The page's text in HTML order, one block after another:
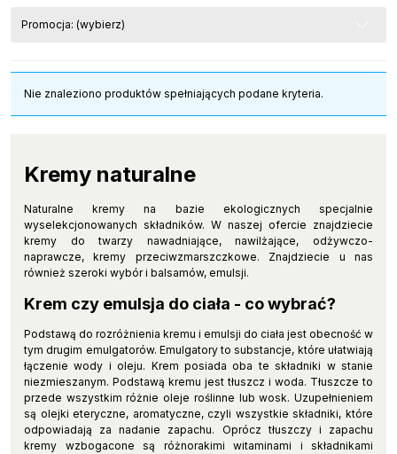
Promocja: (wybierz)
Nie znaleziono produktów spełniających podane kryteria.
Kremy naturalne
Naturalne kremy na bazie ekologicznych specjalnie
wyselekcjonowanych składników. W naszej ofercie znajdziecie
kremy do twarzy nawadniające, nawilżające, odżywczo-
naprawcze, kremy przeciwzmarszczkowe. Znajdziecie u nas
również szeroki wybór i balsamów, emulsji.
Krem czy emulsja do ciała - co wybrać?
Podstawą do rozróżnienia kremu i emulsji do ciała jest obecność w
tym drugim emulgatorów. Emulgatory to substancje, które ułatwiają
łączenie wody i oleju. Krem posiada oba te składniki w stanie
niezmieszanym. Podstawą kremu jest tłuszcz i woda. Tłuszcze to
przede wszystkim różnie oleje roślinne lub wosk. Uzupełnieniem
są olejki eteryczne, aromatyczne, czyli wszystkie składniki, które
odpowiadają za nadanie zapachu. Oprócz tłuszczy i zapachu
kremy wzbogacone są różnorakimi witaminami i składnikami